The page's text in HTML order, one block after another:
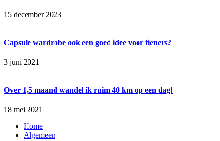
15 december 2023
Capsule wardrobe ook een goed idee voor tieners?
3 juni 2021
Over 1,5 maand wandel ik ruim 40 km op een dag!
18 mei 2021
Home
Algemeen